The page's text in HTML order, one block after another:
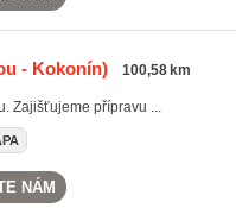
- Kokonín) 100,58 km
Zajišťujeme přípravu ...
NÁM